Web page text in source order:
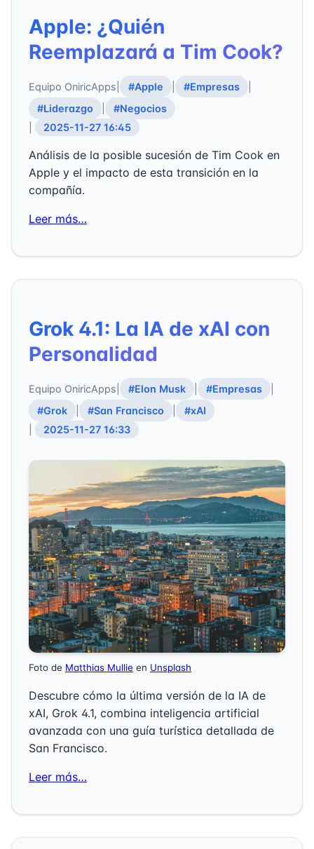
Apple: ¿Quién
Reemplazará a Tim Cook?
Equipo OniricApps #Apple #Empresas
#Liderazgo
#Negocios
2025-11-27 16:45
Análisis de la posible sucesión de Tim Cook en
Apple y el impacto de esta transición en la
compañía.
Leer más…
Grok 4.1: La IA de xAI con
Personalidad
Equipo OniricApps #Elon Musk #Empresas
#Grok
#San Francisco
#xAI
2025-11-27 16:33
Foto de Matthias Mullie en Unsplash
Descubre cómo la última versión de la IA de
xAI, Grok 4.1, combina inteligencia artificial
avanzada con una guía turística detallada de
San Francisco.
Leer más…